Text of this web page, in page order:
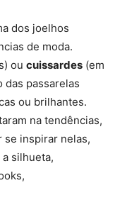
dos joelhos
de moda.
ou cuissardes (em
das passarelas
ou brilhantes.
na tendências,
se inspirar nelas,
silhueta,